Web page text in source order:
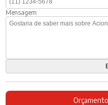
Mensagem